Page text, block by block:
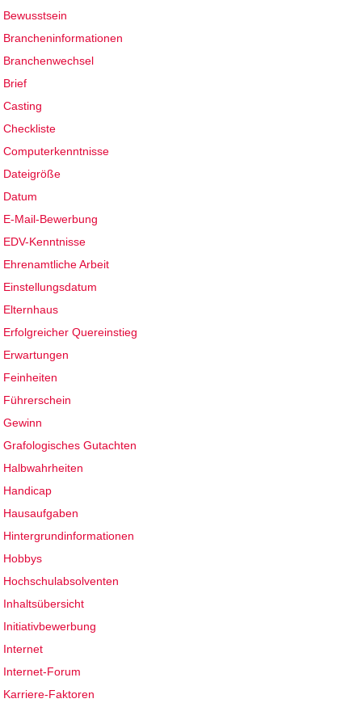
Bewusstsein
Brancheninformationen
Branchenwechsel
Brief
Casting
Checkliste
Computerkenntnisse
Dateigröße
Datum
E-Mail-Bewerbung
EDV-Kenntnisse
Ehrenamtliche Arbeit
Einstellungsdatum
Elternhaus
Erfolgreicher Quereinstieg
Erwartungen
Feinheiten
Führerschein
Gewinn
Grafologisches Gutachten
Halbwahrheiten
Handicap
Hausaufgaben
Hintergrundinformationen
Hobbys
Hochschulabsolventen
Inhaltsübersicht
Initiativbewerbung
Internet
Internet-Forum
Karriere-Faktoren